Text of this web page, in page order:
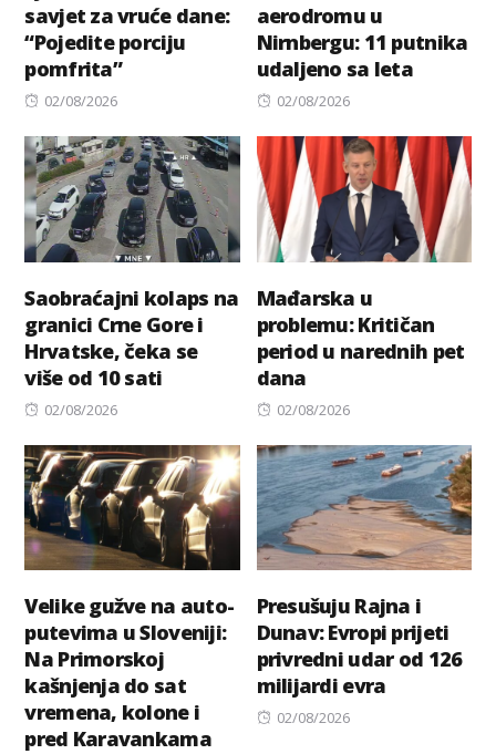
savjet za vruće dane:
“Pojedite porciju
pomfrita”
Posted
02/08/2026
aerodromu u
Nirnbergu: 11 putnika
udaljeno sa leta
Posted
02/08/2026
Saobraćajni kolaps na
granici Crne Gore i
Hrvatske, čeka se
više od 10 sati
Posted
02/08/2026
Mađarska u
problemu: Kritičan
period u narednih pet
dana
Posted
02/08/2026
Velike gužve na auto-
putevima u Sloveniji:
Na Primorskoj
kašnjenja do sat
vremena, kolone i
pred Karavankama
Presušuju Rajna i
Dunav: Evropi prijeti
privredni udar od 126
milijardi evra
Posted
02/08/2026